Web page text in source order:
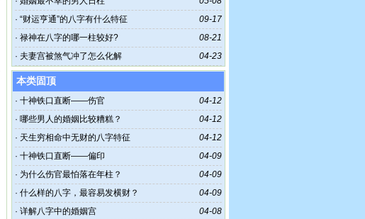
09-17
· “财运亨通”的八字有什么特征
08-21
· 禄神在八字的哪一柱较好?
04-23
· 夫妻宫被煞气冲了怎么化解
本类固顶
04-12
· 十神铁口直断——伤官
04-12
· 哪些男人的婚姻比较糟糕？
04-12
· 天生穷相命中无财的八字特征
04-09
· 十神铁口直断——偏印
04-09
· 为什么伤官最怕落在年柱？
04-09
· 什么样的八字，最容易发横财？
04-08
· 详解八字中的婚姻宫